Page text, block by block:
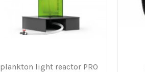
plankton light reactor PRO